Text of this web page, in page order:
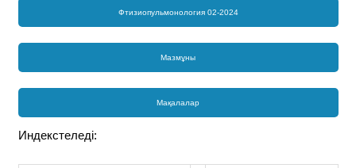
Фтизиопульмонология 02-2024
Мазмұны
Мақалалар
Индекстеледі: